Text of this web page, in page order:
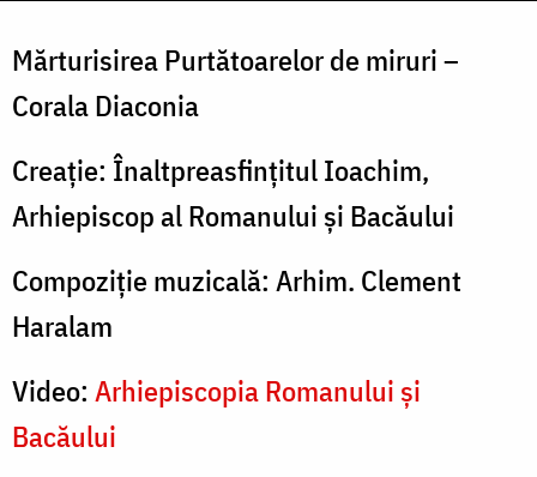
Mărturisirea Purtătoarelor de miruri –
Corala Diaconia
Creație: Înaltpreasfințitul Ioachim,
Arhiepiscop al Romanului și Bacăului
Compoziție muzicală: Arhim. Clement
Haralam
Video: Arhiepiscopia Romanului și
Bacăului